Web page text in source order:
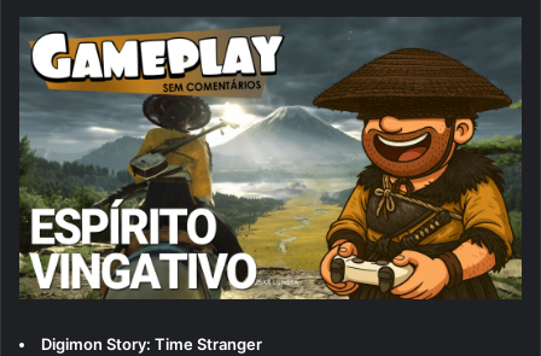
Digimon Story: Time Stranger